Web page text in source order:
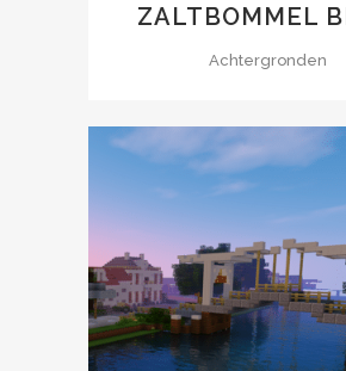
ZALTBOMMEL
Achtergronden